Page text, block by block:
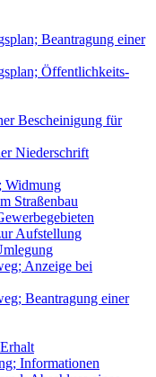
Beantragung einer
Öffentlichkeits-
Bescheinigung für
Niederschrift
Widmung
Straßenbau
Aufstellung
Anzeige bei
Beantragung einer
Informationen